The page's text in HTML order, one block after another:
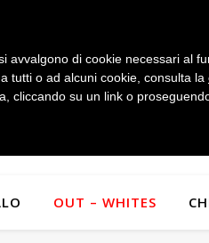
OUT – WHITES
avvalgono di cookie necessari al
tutti o ad alcuni cookie, consulta la
cliccando su un link o